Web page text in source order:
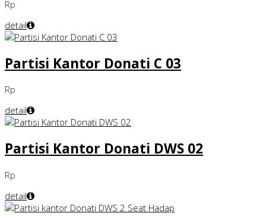
Rp
detail
Partisi Kantor Donati C 03
Rp
detail
Partisi Kantor Donati DWS 02
Rp
detail